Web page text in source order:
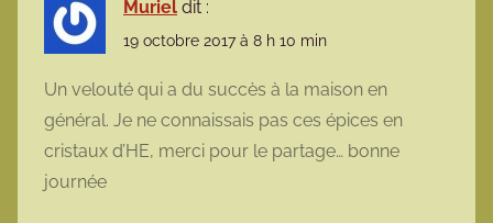
Muriel dit :
19 octobre 2017 à 8 h 10 min
Un velouté qui a du succès à la maison en
général. Je ne connaissais pas ces épices en
cristaux d’HE, merci pour le partage… bonne
journée